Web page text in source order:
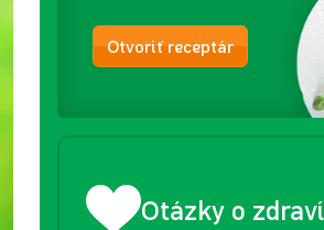
Otvoriť receptár
Otázky o zdraví